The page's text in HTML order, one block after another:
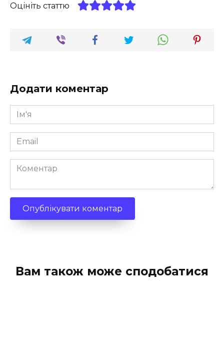
Оцініть статтю
Додати коментар
Ім'я
*
Email
*
Коментар
Вам також може сподобатися